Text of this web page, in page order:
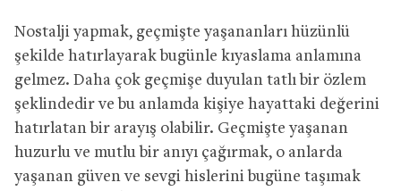
Nostalji yapmak, geçmişte yaşananları hüzünlü
şekilde hatırlayarak bugünle kıyaslama anlamına
gelmez. Daha çok geçmişe duyulan tatlı bir özlem
şeklindedir ve bu anlamda kişiye hayattaki değerini
hatırlatan bir arayış olabilir. Geçmişte yaşanan
huzurlu ve mutlu bir anıyı çağırmak, o anlarda
yaşanan güven ve sevgi hislerini bugüne taşımak